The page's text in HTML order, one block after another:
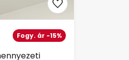
Fogy. ár -15%